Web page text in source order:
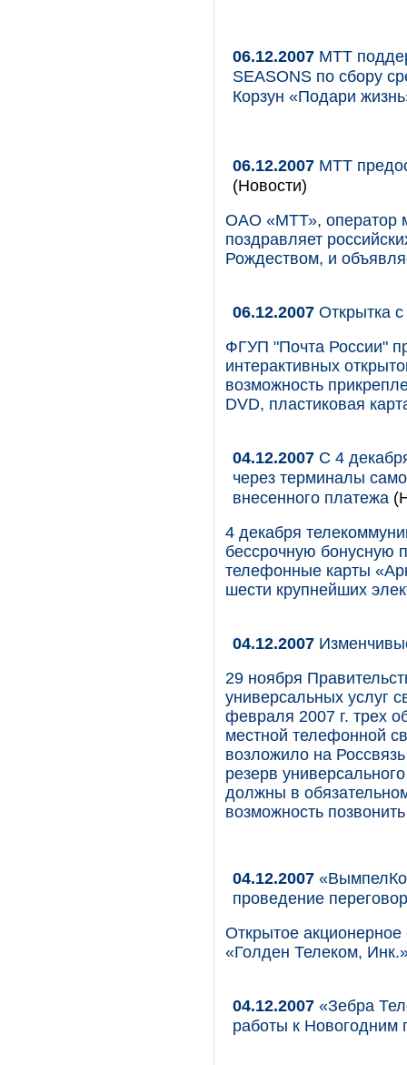
06.12.2007 МТТ
SEASONS по сбору
Корзун «Подари
06.12.2007 МТТ
(Новости)
ОАО «МТТ», оператор
поздравляет
Рождеством, и
06.12.2007 Открытка
ФГУП "Почта России"
интерактивных
возможность
DVD, пластиковая
04.12.2007 С 4
через терминалы
внесенного платежа
4 декабря
бессрочную бонусную
телефонные карты
шести крупнейших
04.12.2007
29 ноября
универсальных услуг
февраля 2007 г. трех
местной телефонной
возложило на
резерв
должны в
возможность
04.12.2007
проведение
Открытое
«Голден Телеком,
04.12.2007 «Зебра
работы к Новогодним